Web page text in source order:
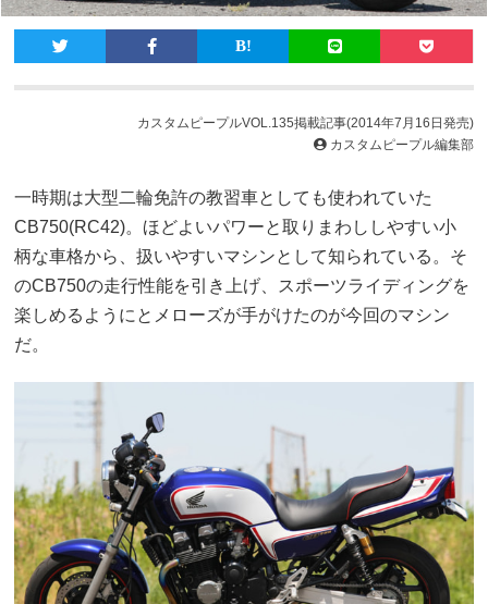
カスタムピープルVOL.135掲載記事(2014年7月16日発売)
カスタムピープル編集部
一時期は大型二輪免許の教習車としても使われていた
CB750(RC42)。ほどよいパワーと取りまわししやすい小
柄な車格から、扱いやすいマシンとして知られている。そ
のCB750の走行性能を引き上げ、スポーツライディングを
楽しめるようにとメローズが手がけたのが今回のマシン
だ。